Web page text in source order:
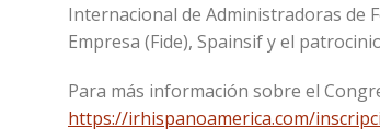
Internacional de Administradoras de
Empresa (Fide), Spainsif y el patrocinio
Para más información sobre el
https://irhispanoamerica.com/